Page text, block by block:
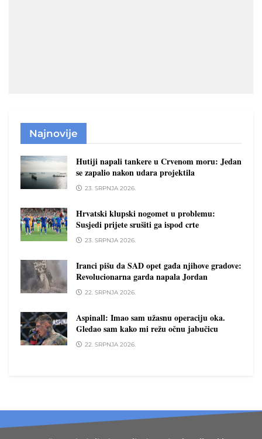
Najnovije
Hutiji napali tankere u Crvenom moru: Jedan
se zapalio nakon udara projektila
23. SRPNJA 2026.
Hrvatski klupski nogomet u problemu:
Susjedi prijete srušiti ga ispod crte
23. SRPNJA 2026.
Iranci pišu da SAD opet gađa njihove gradove:
Revolucionarna garda napala Jordan
22. SRPNJA 2026.
Aspinall: Imao sam užasnu operaciju oka.
Gledao sam kako mi režu očnu jabučicu
22. SRPNJA 2026.